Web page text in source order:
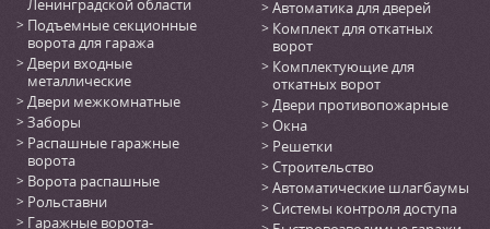
Ленинградской области
Подъемные секционные
ворота для гаража
Двери входные
металлические
Двери межкомнатные
Заборы
Распашные гаражные
ворота
Ворота распашные
Рольставни
Гаражные ворота-
Автоматика для дверей
Комплект для откатных
ворот
Комплектующие для
откатных ворот
Двери противопожарные
Окна
Решетки
Строительство
Автоматические шлагбаумы
Системы контроля доступа